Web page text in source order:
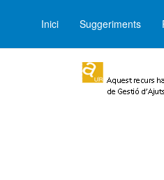
Inici Suggeriments